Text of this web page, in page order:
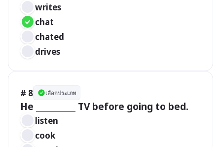
writes
chat
chated
drives
# 8 เลือกประเภท
He __________ TV before going to bed.
listen
cook